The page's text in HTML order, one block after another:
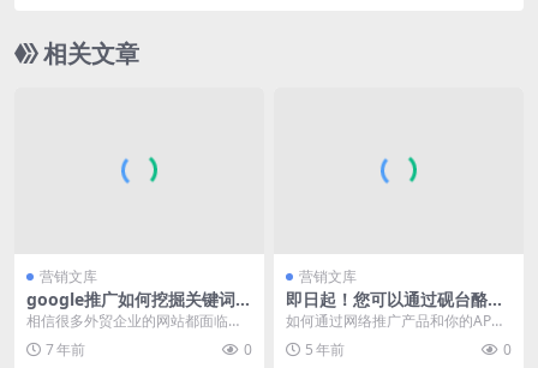
相关文章
营销文库
google推广如何挖掘关键词?
google广告常用关键词查询挖
相信很多外贸企业的网站都面临这
扩展关键词困难，或者不知道怎么
去拓词，以至于让网站...
7 年前 0
营销文库
即日起！您可以通过砚台酪免
费发布产品/APP推广信息！
如何通过网络推广产品和你的AP
P？其中一种方法便是借助某些自身
已经有流量的网站，...
5 年前 0